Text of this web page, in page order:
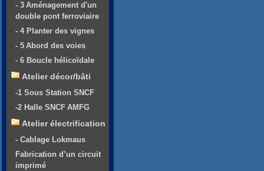
- 3 Aménagement d'un
double pont ferroviaire
- 4 Planter des vignes
- 5 Abord des voies
- 6 Boucle hélicoïdale
Atelier décor/bâti
-1 Sous Station SNCF
-2 Halle SNCF AMFG
Atelier électrification
- Cablage Lokmaus
Fabrication d’un circuit
imprimé